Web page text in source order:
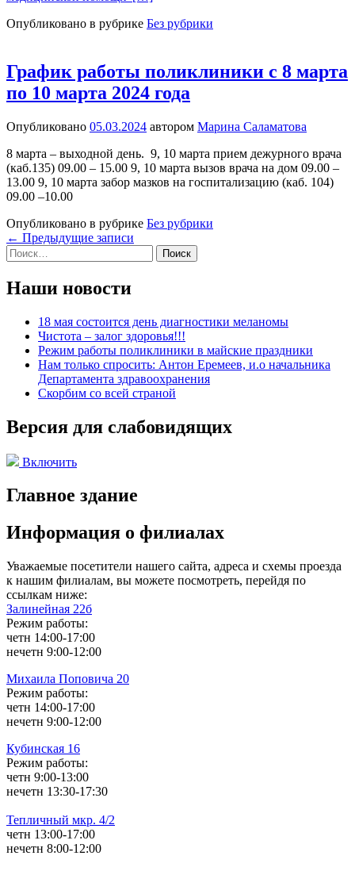
Опубликовано в рубрике Без рубрики
График работы поликлиники с 8 марта
по 10 марта 2024 года
Опубликовано 05.03.2024 автором Марина Саламатова
8 марта – выходной день. 9, 10 марта прием дежурного врача
(каб.135) 09.00 – 15.00 9, 10 марта вызов врача на дом 09.00 –
13.00 9, 10 марта забор мазков на госпитализацию (каб. 104)
09.00 –10.00
Опубликовано в рубрике Без рубрики
Навигация
по
записям
← Предыдущие записи
Найти:
Наши новости
18 мая состоится день диагностики меланомы
Чистота – залог здоровья!!!
Режим работы поликлиники в майские праздники
Нам только спросить: Антон Еремеев, и.о начальника
Департамента здравоохранения
Скорбим со всей страной
Версия для слабовидящих
Включить
Главное здание
Информация о филиалах
Уважаемые посетители нашего сайта, адреса и схемы проезда
к нашим филиалам, вы можете посмотреть, перейдя по
ссылкам ниже:
Залинейная 22б
Режим работы:
четн 14:00-17:00
нечетн 9:00-12:00
Михаила Поповича 20
Режим работы:
четн 14:00-17:00
нечетн 9:00-12:00
Кубинская 16
Режим работы:
четн 9:00-13:00
нечетн 13:30-17:30
Тепличный мкр. 4/2
четн 13:00-17:00
нечетн 8:00-12:00